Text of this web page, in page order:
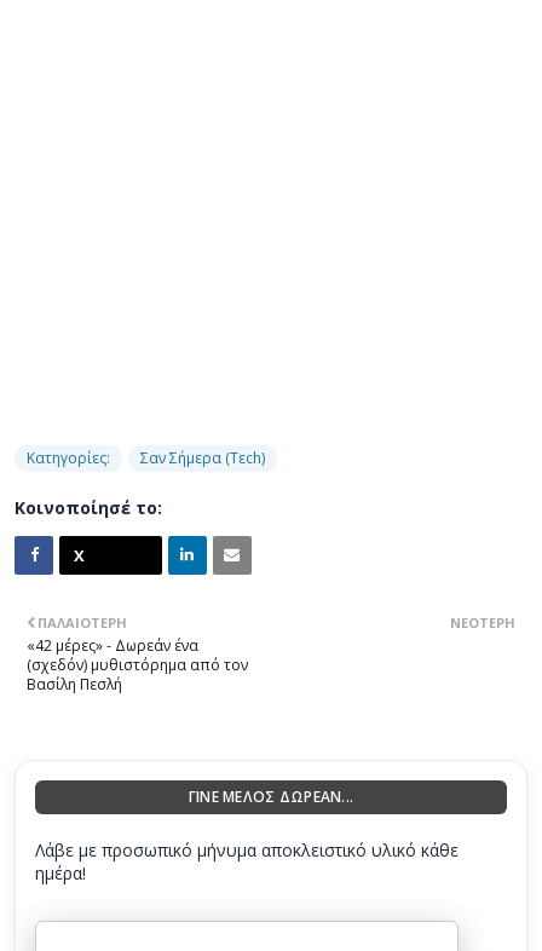
Κατηγορίες: Σαν Σήμερα (Τεch)
Κοινοποίησέ το:
ΝΕΌΤΕΡΗ
ΠΑΛΑΙΌΤΕΡΗ
«42 μέρες» - Δωρεάν ένα
(σχεδόν) μυθιστόρημα από τον
Βασίλη Πεσλή
ΓΙΝΕ ΜΕΛΟΣ ΔΩΡΕΑΝ...
Λάβε με προσωπικό μήνυμα αποκλειστικό υλικό κάθε
ημέρα!